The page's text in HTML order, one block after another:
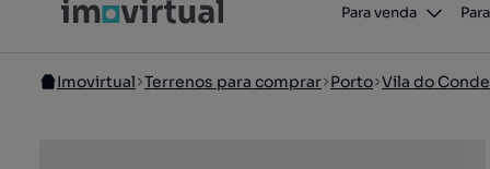
Para venda
Imovirtual Terrenos para comprar Porto Vila do Conde